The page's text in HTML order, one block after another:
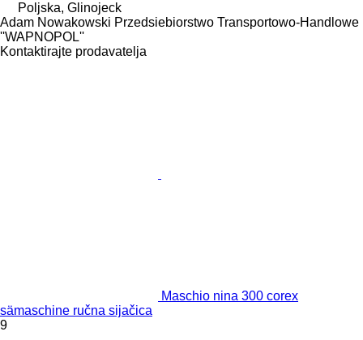
Poljska, Glinojeck
Adam Nowakowski Przedsiebiorstwo Transportowo-Handlowe
''WAPNOPOL''
Kontaktirajte prodavatelja
Maschio nina 300 corex
sämaschine ručna sijačica
9